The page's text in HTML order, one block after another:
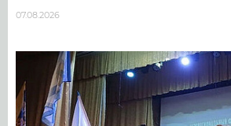
07.08.2026